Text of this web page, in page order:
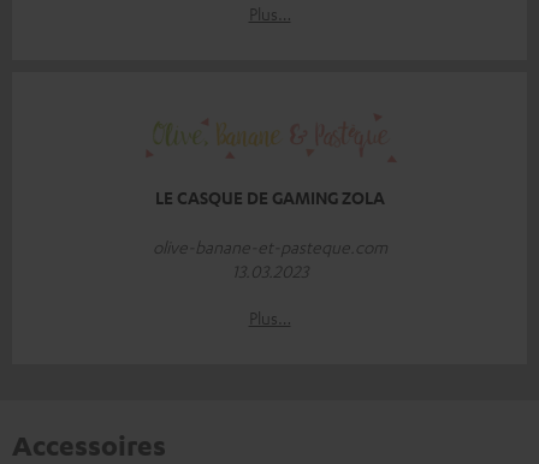
Plus…
LE CASQUE DE GAMING ZOLA
olive-banane-et-pasteque.com
13.03.2023
Plus…
Accessoires